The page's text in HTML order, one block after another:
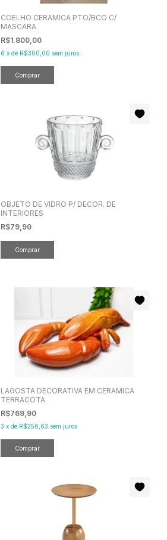
COELHO CERAMICA PTO/BCO C/
MASCARA
R$1.800,00
6 x de R$300,00 sem juros
OBJETO DE VIDRO P/ DECOR. DE
INTERIORES
R$79,90
LAGOSTA DECORATIVA EM CERAMICA
TERRACOTA
R$769,90
3 x de R$256,63 sem juros